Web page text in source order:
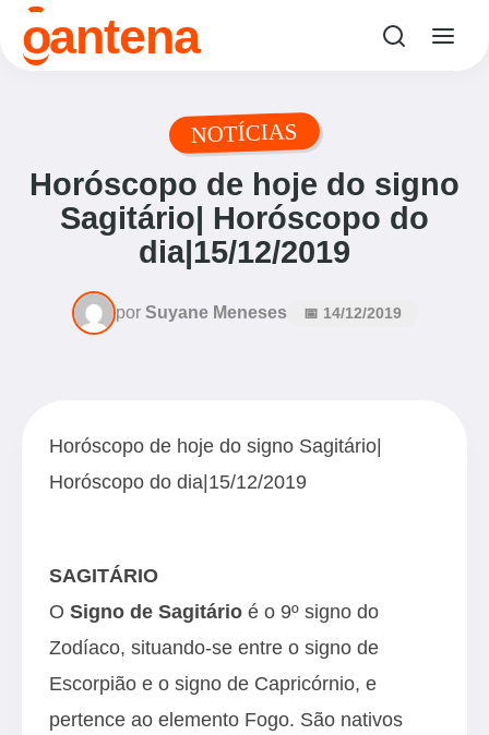
oantena
NOTÍCIAS
Horóscopo de hoje do signo
Sagitário| Horóscopo do
dia|15/12/2019
por Suyane Meneses 📅 14/12/2019
Horóscopo de hoje do signo Sagitário|
Horóscopo do dia|15/12/2019
SAGITÁRIO
O Signo de Sagitário é o 9º signo do
Zodíaco, situando-se entre o signo de
Escorpião e o signo de Capricórnio, e
pertence ao elemento Fogo. São nativos